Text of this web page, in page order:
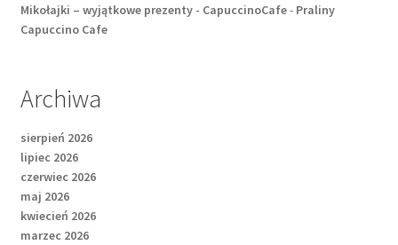
Mikołajki – wyjątkowe prezenty - CapuccinoCafe- Praliny
Capuccino Cafe
Archiwa
sierpień 2026
lipiec 2026
czerwiec 2026
maj 2026
kwiecień 2026
marzec 2026